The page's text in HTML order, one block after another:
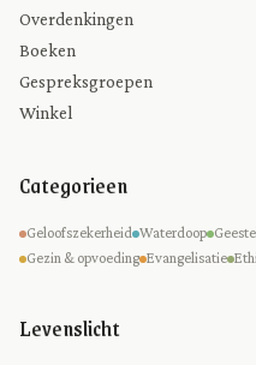
Overdenkingen
Boeken
Gespreksgroepen
Winkel
Categorieen
Geloofszekerheid Waterdoop
Gezin & opvoeding Evangelisatie
Levenslicht